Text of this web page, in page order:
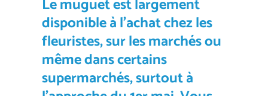
Lemuguetest largement
disponible à l’achat chez les
fleuristes, sur les marchés ou
même dans certains
supermarchés, surtout à